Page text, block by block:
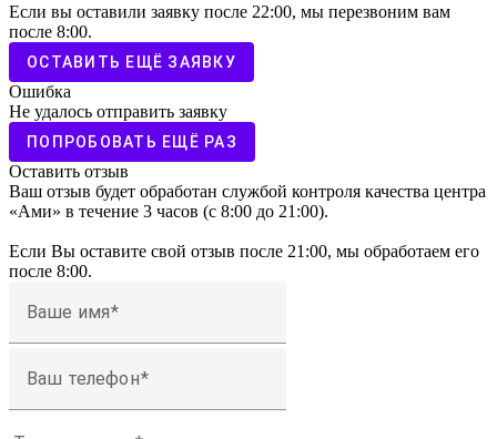
Если вы оставили заявку после 22:00, мы перезвоним вам
после 8:00.
ОСТАВИТЬ ЕЩЁ ЗАЯВКУ
Ошибка
Не удалось отправить заявку
ПОПРОБОВАТЬ ЕЩЁ РАЗ
Оставить отзыв
Ваш отзыв будет обработан службой контроля качества центра
«Ами» в течение 3 часов (с 8:00 до 21:00).
Если Вы оставите свой отзыв после 21:00, мы обработаем его
после 8:00.
Ваше имя
Ваш телефон